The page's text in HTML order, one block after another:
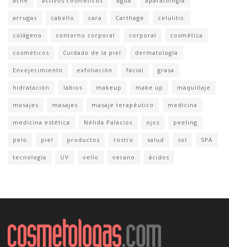
arrugas cabello cara Carthage celulitis.
colágeno contorno corporal corporal cosmética
cosméticos Cuidado de la piel dermatología
Envejecimiento exfoliación facial grasa
hidratación labios makeup make up maquillaje
masajes masajes masaje terapéutico medicina
medicina estética Nélida Palacios ojos peeling
pelo piel productos rostro salud sol SPA
tecnología UV vello verano ácidos